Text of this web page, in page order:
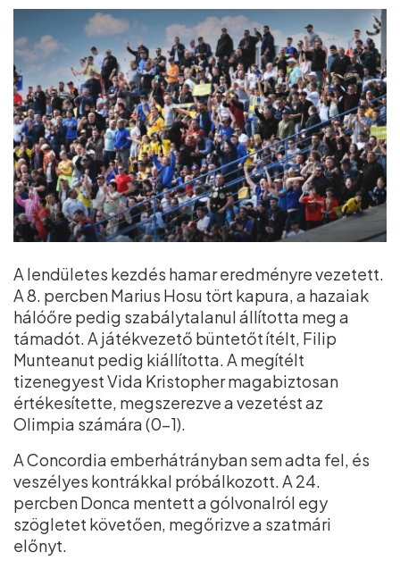
A lendületes kezdés hamar eredményre vezetett.
A 8. percben Marius Hosu tört kapura, a hazaiak
hálóőre pedig szabálytalanul állította meg a
támadót. A játékvezető büntetőt ítélt, Filip
Munteanut pedig kiállította. A megítélt
tizenegyest Vida Kristopher magabiztosan
értékesítette, megszerezve a vezetést az
Olimpia számára (0–1).
A Concordia emberhátrányban sem adta fel, és
veszélyes kontrákkal próbálkozott. A 24.
percben Donca mentett a gólvonalról egy
szögletet követően, megőrizve a szatmári
előnyt.